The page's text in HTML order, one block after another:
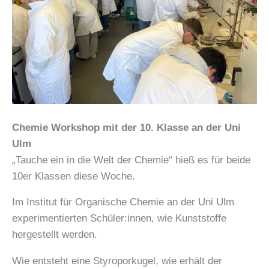
Chemie Workshop mit der 10. Klasse an der Uni
Ulm
„Tauche ein in die Welt der Chemie“ hieß es für beide
10er Klassen diese Woche.
Im Institut für Organische Chemie an der Uni Ulm
experimentierten Schüler:innen, wie Kunststoffe
hergestellt werden.
Wie entsteht eine Styroporkugel, wie erhält der